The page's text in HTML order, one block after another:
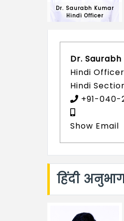
Dr. Saurabh Kumar
Hindi Officer
Dr.
Hindi Officer
Hindi
+91-040-
Show Email
हिंदी